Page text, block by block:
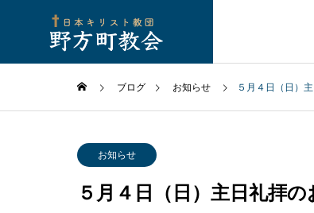
ブログ お知らせ ５月４日（日）
お知らせ
５月４日（日）主日礼拝